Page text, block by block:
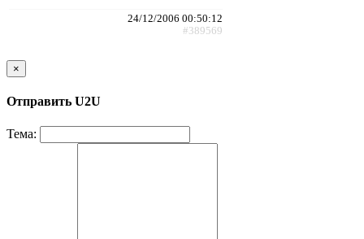
24/12/2006 00:50:12
#389569
×
Отправить U2U
Тема: